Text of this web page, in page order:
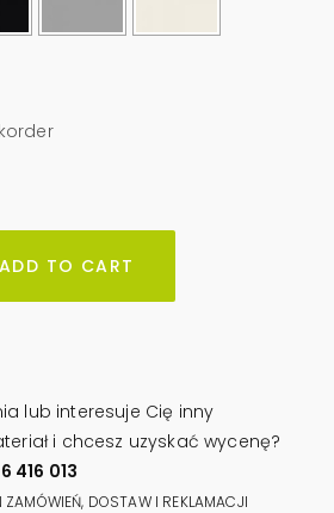
ADD TO CART
lub interesuje Cię inny
i chcesz uzyskać wycenę?
416 013
ZAMÓWIEŃ, DOSTAW I REKLAMACJI